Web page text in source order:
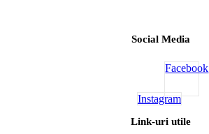
Social Media
Facebook
Instagram
Link-uri utile